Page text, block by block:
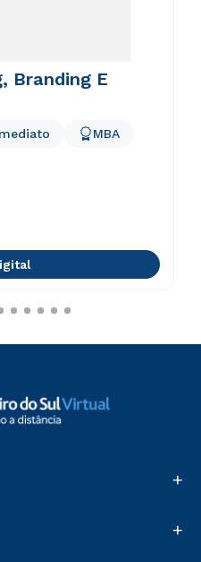
Branding E
MBA
+
+